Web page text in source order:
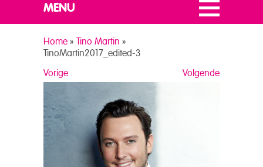
MENU
Home » Tino Martin »
TinoMartin2017_edited-3
Volgende
Vorige